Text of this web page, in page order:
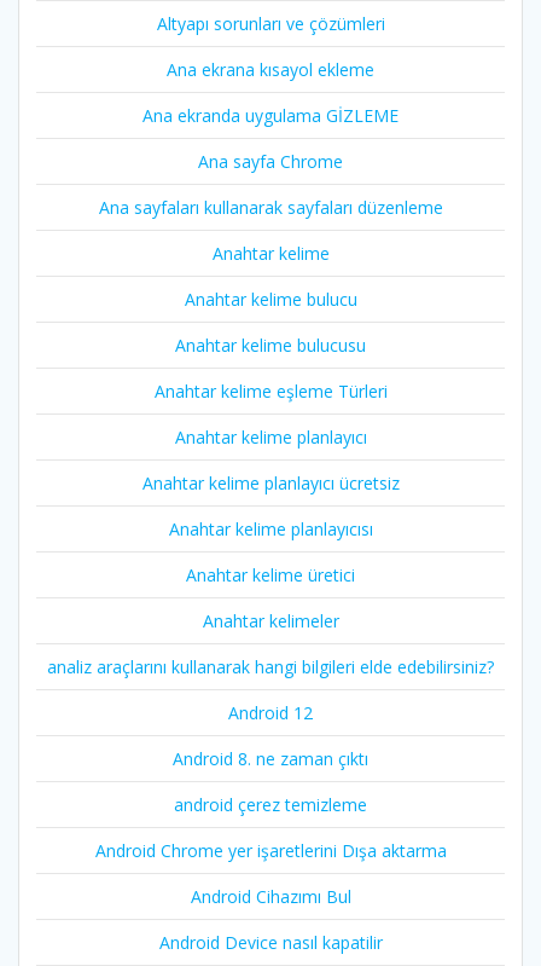
Altyapı sorunları ve çözümleri
Ana ekrana kısayol ekleme
Ana ekranda uygulama GİZLEME
Ana sayfa Chrome
Ana sayfaları kullanarak sayfaları düzenleme
Anahtar kelime
Anahtar kelime bulucu
Anahtar kelime bulucusu
Anahtar kelime eşleme Türleri
Anahtar kelime planlayıcı
Anahtar kelime planlayıcı ücretsiz
Anahtar kelime planlayıcısı
Anahtar kelime üretici
Anahtar kelimeler
analiz araçlarını kullanarak hangi bilgileri elde edebilirsiniz?
Android 12
Android 8. ne zaman çıktı
android çerez temizleme
Android Chrome yer işaretlerini Dışa aktarma
Android Cihazımı Bul
Android Device nasıl kapatilir